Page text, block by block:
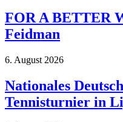
FOR A BETTER
Feidman
6. August 2026
Nationales
Tennisturnier in